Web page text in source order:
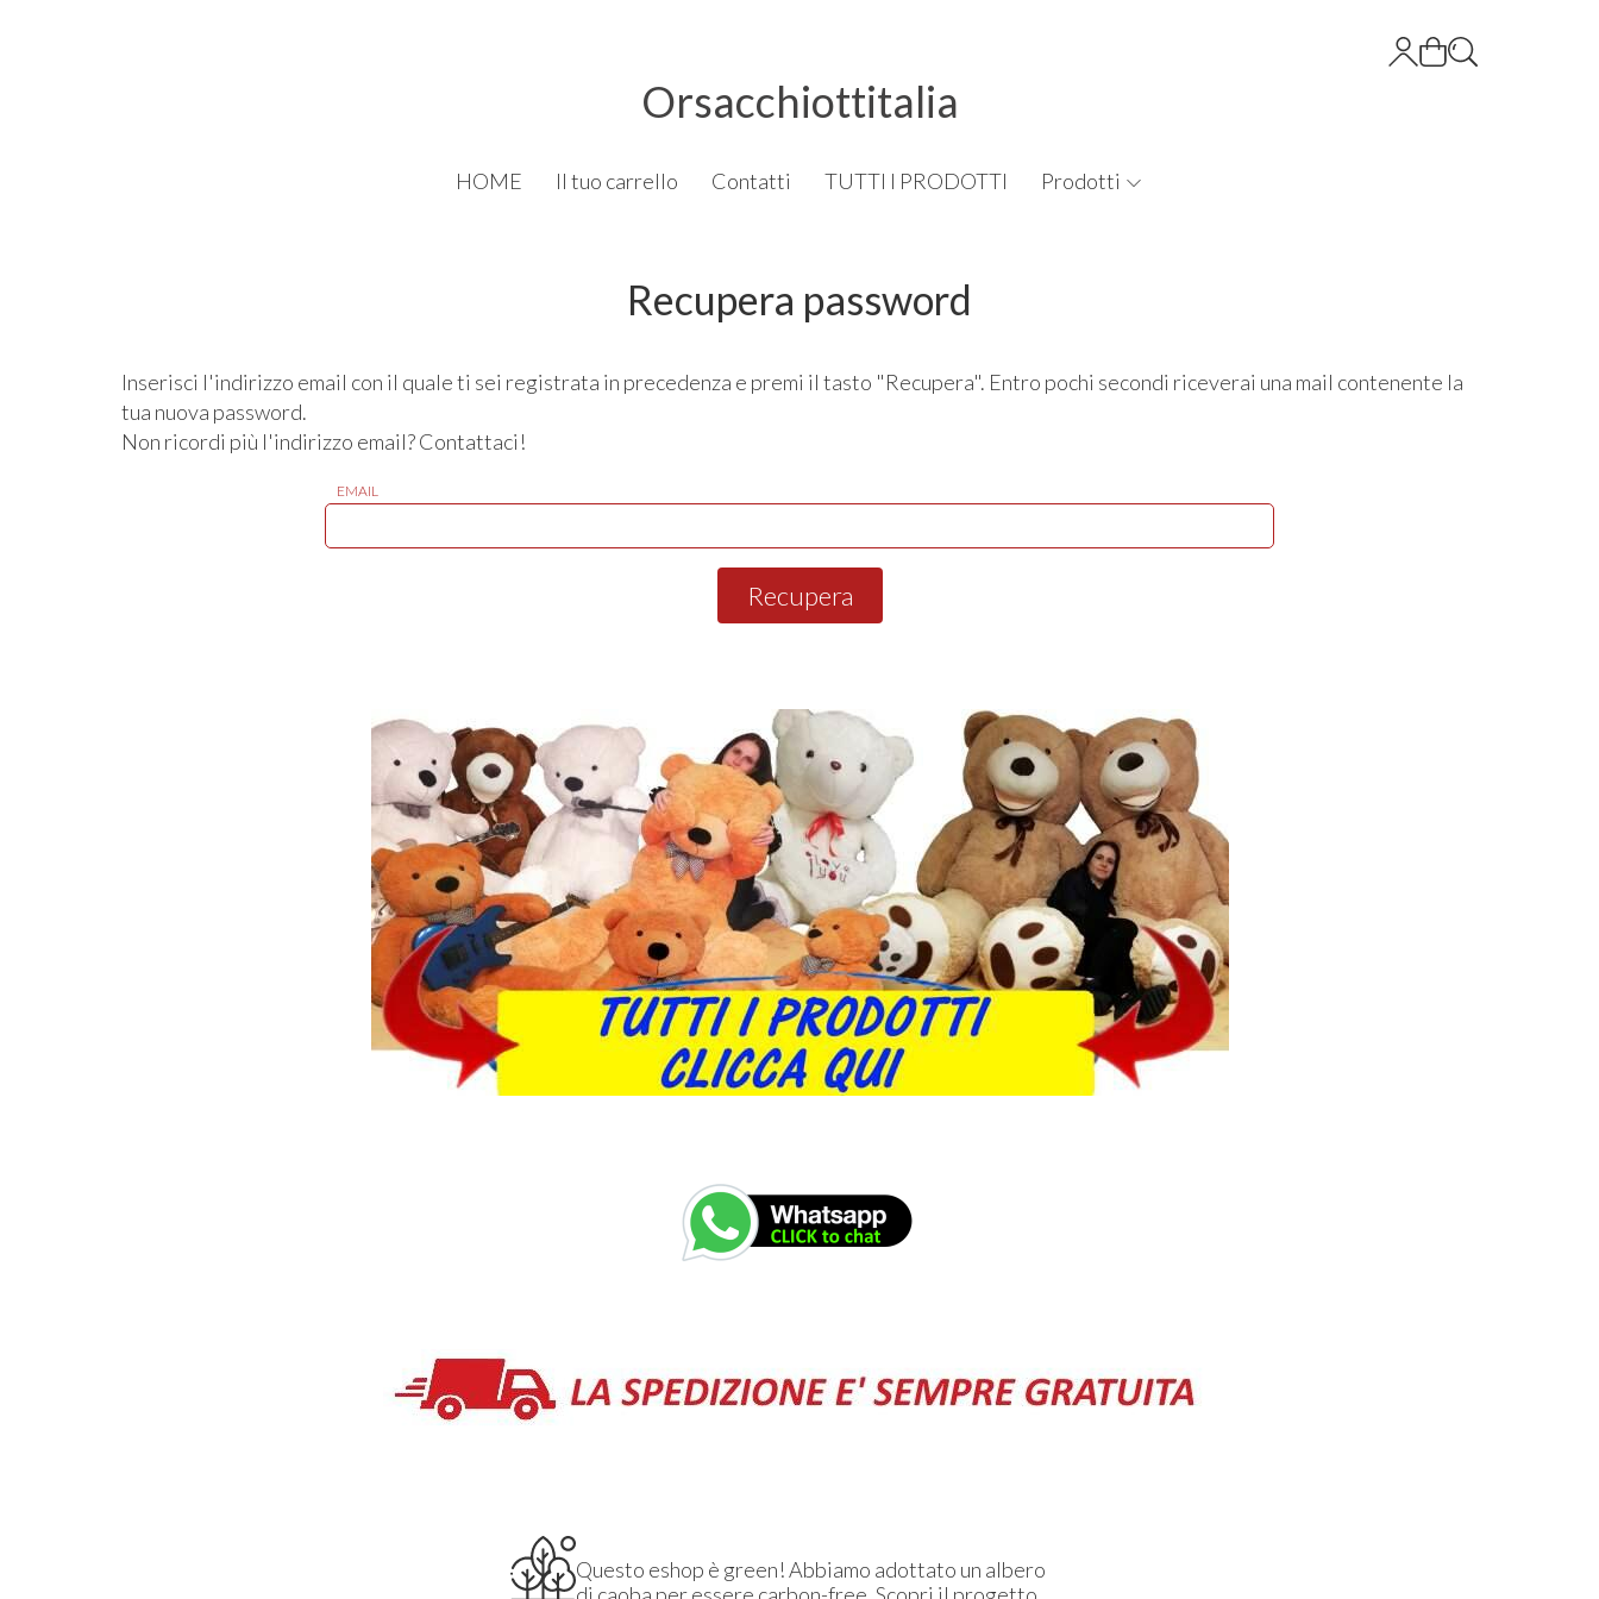
Orsacchiottitalia
HOME Il tuo carrello Contatti TUTTI I PRODOTTI Prodotti
Recupera password
Inserisci l'indirizzo email con il quale ti sei registrata in precedenza e premi il tasto "Recupera". Entro pochi secondi riceverai una mail contenente la
tua nuova password.
Non ricordi più l'indirizzo email? Contattaci!
EMAIL
Questo eshop è green! Abbiamo adottato un albero